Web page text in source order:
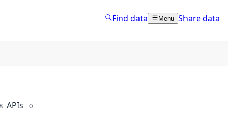
Find data Menu Share data
APIs 0